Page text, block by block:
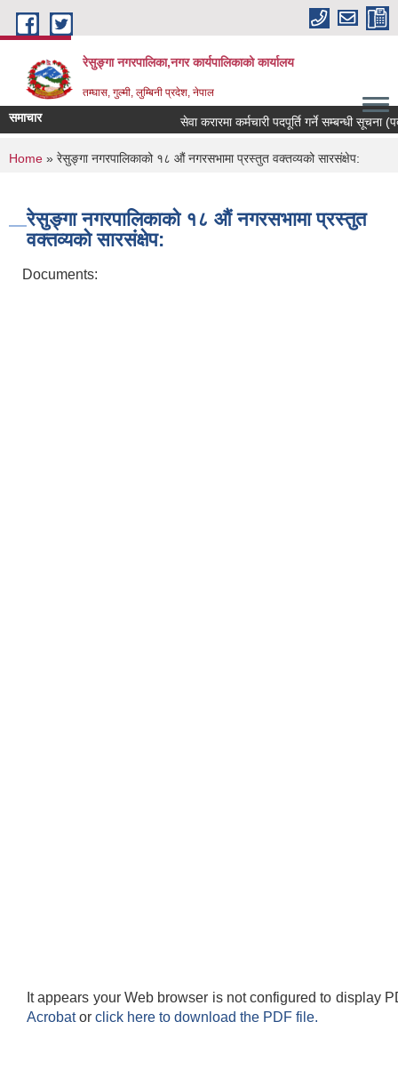
Skip to main content
रेसुङ्गा नगरपालिका,नगर कार्यपालिकाको कार्यालय
तम्घास, गुल्मी, लुम्बिनी प्रदेश, नेपाल
समाचार सेवा करारमा कर्मचारी पदपूर्ति गर्ने सम्बन्धी सूचना
You are here
Home » रेसुङ्गा नगरपालिकाको १८ औं नगरसभामा प्रस्तुत वक्तव्यको सारसंक्षेप:
रेसुङ्गा नगरपालिकाको १८ औं नगरसभामा प्रस्तुत
वक्तव्यको सारसंक्षेप:
Documents:
It appears your Web browser is not configured to display
Acrobator click here to download the PDF file.